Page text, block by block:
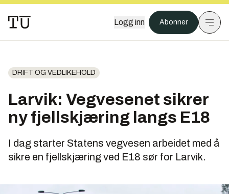
Logg inn Abonner
DRIFT OG VEDLIKEHOLD
Larvik: Vegvesenet sikrer
ny fjellskjæring langs E18
I dag starter Statens vegvesen arbeidet med å
sikre en fjellskjæring ved E18 sør for Larvik.